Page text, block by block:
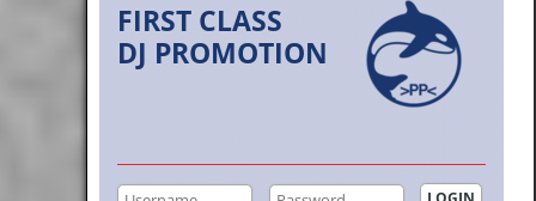
FIRST CLASS
DJ PROMOTION